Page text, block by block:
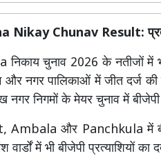
Nikay Chunav Result:
निकाय चुनाव 2026 के नतीजों में
और नगर पालिकाओं में जीत दर्ज
नगर निगमों के मेयर चुनाव में
,Ambala और Panchkula में
वार्डों में भी बीजेपी प्रत्याशियों का